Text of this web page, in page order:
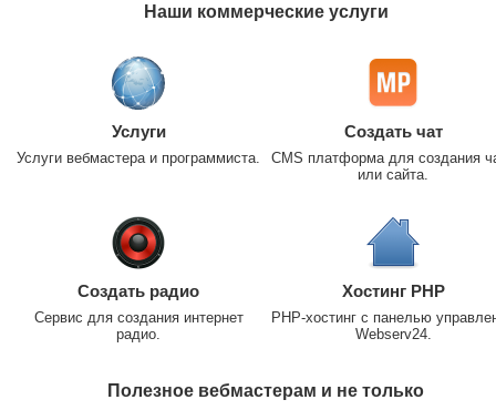
Наши коммерческие услуги
Услуги
Услуги вебмастера и программиста.
Создать чат
CMS платформа для создания
или сайта.
Создать радио
Сервис для создания интернет
радио.
Хостинг PHP
PHP-хостинг с панелью
Webserv24.
Полезное вебмастерам и не только